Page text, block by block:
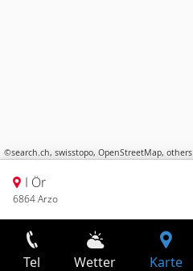
©search.ch, swisstopo, OpenStreetMap, others
I Ör
6864 Arzo
Tel Wetter Karte